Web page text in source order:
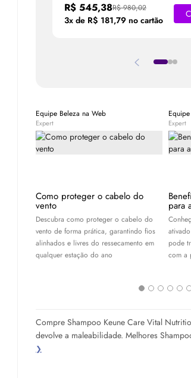
R$ 980,02
R$ 545,38
3x de R$ 181,79 no cartão
Equipe Beleza na Web
Expert
Como proteger o cabelo do
vento
Descubra como proteger o cabelo do
vento de forma prática, garantindo fios
alinhados e livres do ressecamento em
qualquer estação do ano
Expert
para
pode
com a
Compre Shampoo Keune Care Vital
devolve a maleabilidade. Melhores
❯